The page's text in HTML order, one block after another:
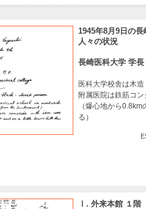
1945年8月9日の
人々の状況
長崎医科大学 学
医科大学校舎は木造
附属医院は鉄筋コン
（爆心地から
る）
Ⅰ. 外来本館 １階